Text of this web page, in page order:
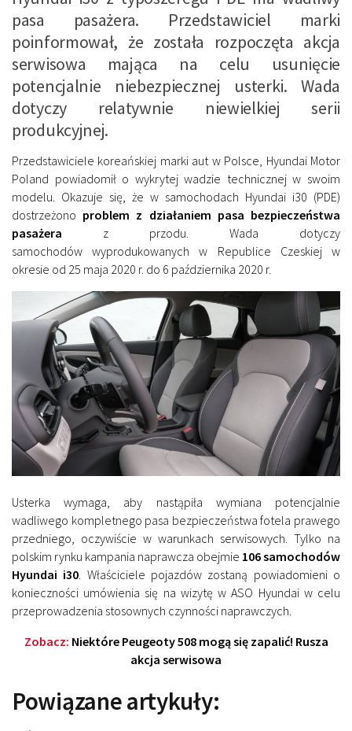
pasa pasażera. Przedstawiciel marki
poinformował, że została rozpoczęta akcja
serwisowa mająca na celu usunięcie
potencjalnie niebezpiecznej usterki. Wada
dotyczy relatywnie niewielkiej serii
produkcyjnej.
Przedstawiciele koreańskiej marki aut w Polsce, Hyundai Motor
Poland powiadomił o wykrytej wadzie technicznej w swoim
modelu. Okazuje się, że w samochodach Hyundai i30 (PDE)
dostrzeżono problem z działaniem pasa bezpieczeństwa
pasażera z przodu. Wada dotyczy
samochodów wyprodukowanych w Republice Czeskiej w
okresie od 25 maja 2020 r. do 6 października 2020 r.
Usterka wymaga, aby nastąpiła wymiana potencjalnie
wadliwego kompletnego pasa bezpieczeństwa fotela prawego
przedniego, oczywiście w warunkach serwisowych. Tylko na
polskim rynku kampania naprawcza obejmie 106 samochodów
Hyundai i30. Właściciele pojazdów zostaną powiadomieni o
konieczności umówienia się na wizytę w ASO Hyundai w celu
przeprowadzenia stosownych czynności naprawczych.
Zobacz: Niektóre Peugeoty 508 mogą się zapalić! Rusza
akcja serwisowa
Powiązane artykuły: